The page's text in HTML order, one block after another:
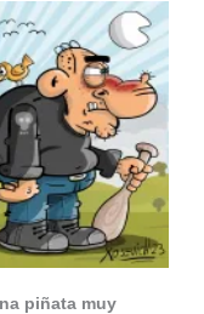
piñata muy